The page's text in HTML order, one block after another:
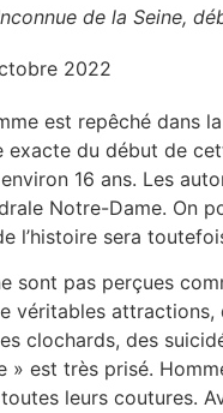
de la Seine,
2022
est repêché dans
exacte du début de
16 ans. Les
Notre-Dame. On
l’histoire sera
sont pas perçues
véritables
clochards, des
est très prisé.
leurs coutures.